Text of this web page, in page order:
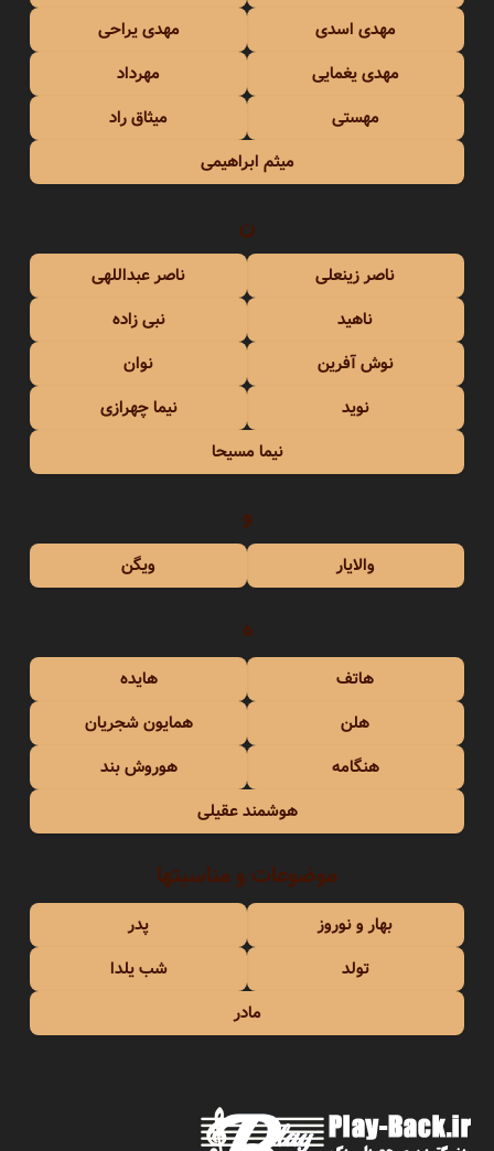
مهدی اسدی
مهدی یراحی
مهدی یغمایی
مهرداد
مهستی
میثاق راد
میثم ابراهیمی
ن
ناصر زینعلی
ناصر عبداللهی
ناهید
نبی زاده
نوش آفرین
نوان
نوید
نیما چهرازی
نیما مسیحا
و
والایار ویگن
ه
هاتف
هایده
هلن
همایون شجریان
هنگامه
هوروش بند
هوشمند عقیلی
موضوعات و مناسبتها
بهار و نوروز
پدر
تولد
شب یلدا
مادر